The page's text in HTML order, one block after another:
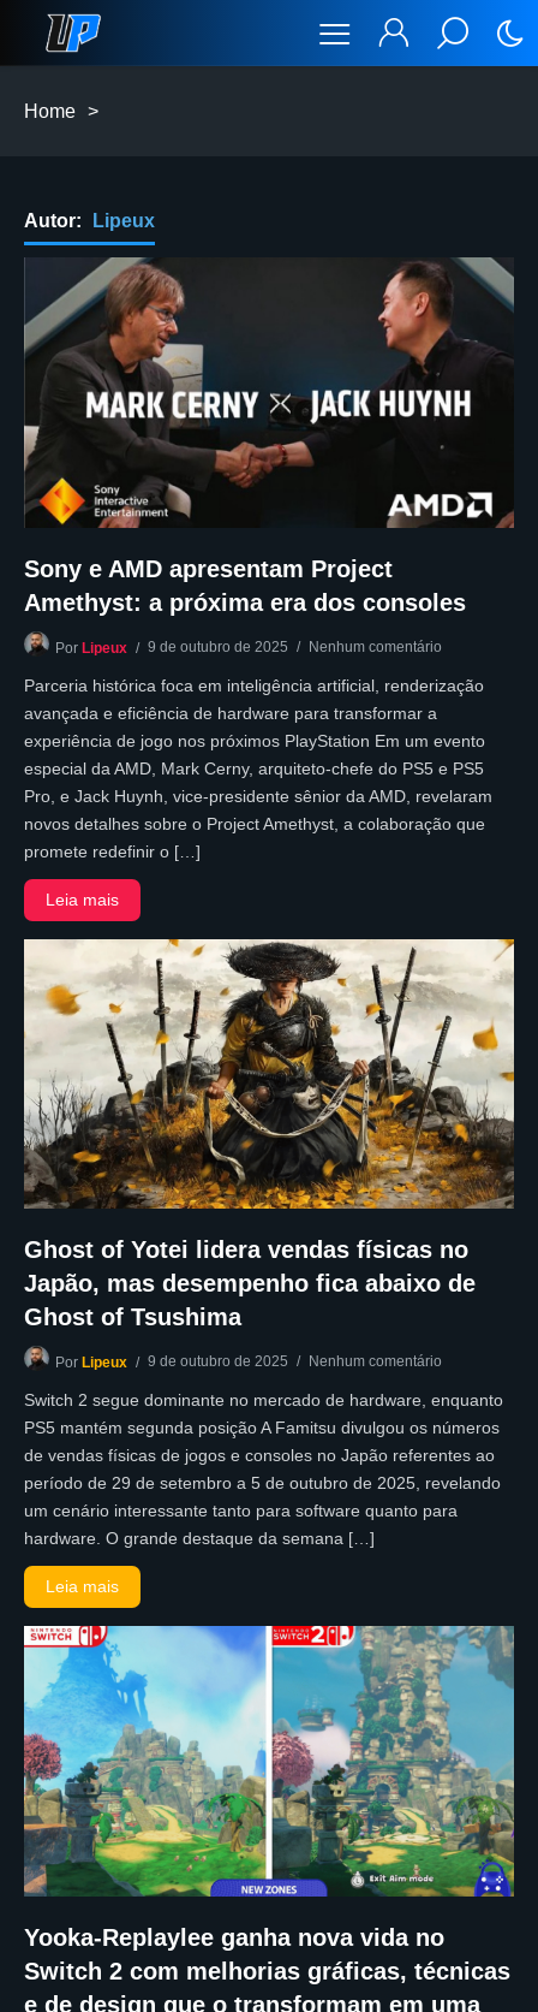
Home >
Autor: Lipeux
Sony e AMD apresentam Project
Amethyst: a próxima era dos consoles
Por Lipeux 9 de outubro de 2025 Nenhum comentário
Parceria histórica foca em inteligência artificial, renderização
avançada e eficiência de hardware para transformar a
experiência de jogo nos próximos PlayStation Em um evento
especial da AMD, Mark Cerny, arquiteto-chefe do PS5 e PS5
Pro, e Jack Huynh, vice-presidente sênior da AMD, revelaram
novos detalhes sobre o Project Amethyst, a colaboração que
promete redefinir o […]
Leia mais
Ghost of Yotei lidera vendas físicas no
Japão, mas desempenho fica abaixo de
Ghost of Tsushima
Por Lipeux 9 de outubro de 2025 Nenhum comentário
Switch 2 segue dominante no mercado de hardware, enquanto
PS5 mantém segunda posição A Famitsu divulgou os números
de vendas físicas de jogos e consoles no Japão referentes ao
período de 29 de setembro a 5 de outubro de 2025, revelando
um cenário interessante tanto para software quanto para
hardware. O grande destaque da semana […]
Leia mais
Yooka-Replaylee ganha nova vida no
Switch 2 com melhorias gráficas, técnicas
e de design que o transformam em uma